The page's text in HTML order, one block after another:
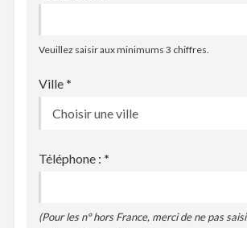
Veuillez saisir aux minimums 3 chiffres.
Ville *
Téléphone : *
(Pour les n° hors France, merci de ne pas